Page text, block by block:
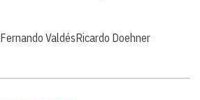
Fernando ValdésRicardo Doehner